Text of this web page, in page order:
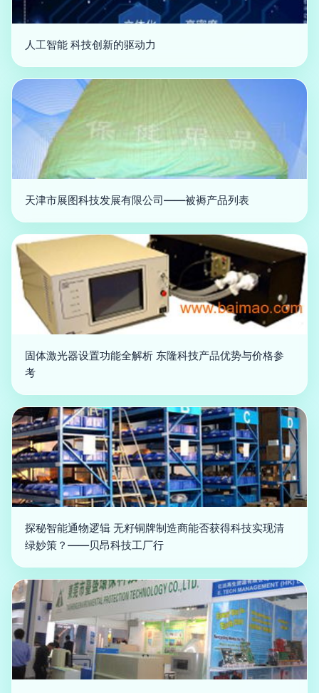
人工智能 科技创新的驱动力
天津市展图科技发展有限公司——被褥产品列表
固体激光器设置功能全解析 东隆科技产品优势与价格参
考
探秘智能通物逻辑 无籽铜牌制造商能否获得科技实现清
绿妙策？——贝昂科技工厂行